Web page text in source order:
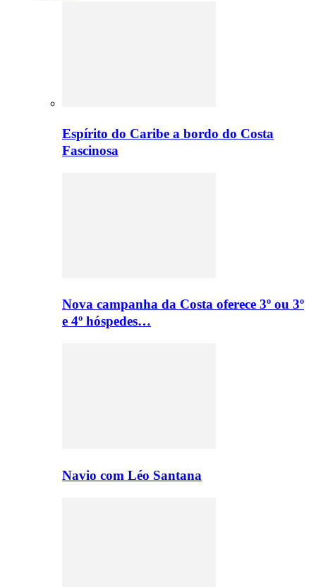
Espírito do Caribe a bordo do Costa
Fascinosa
Nova campanha da Costa oferece 3º ou 3º
e 4º hóspedes…
Navio com Léo Santana